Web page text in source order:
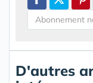
D'autres